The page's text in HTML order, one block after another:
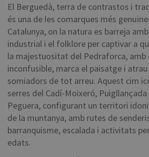
El Berguedà, terra de contrastos i
és una de les comarques més
Catalunya, on la natura es barreja
industrial i el folklore per captivar a
la majestuositat del Pedraforca, amb
inconfusible, marca el paisatge i
somiadors de tot arreu. Aquest cim
serres del Cadí-Moixeró, Puigllançada
Peguera, configurant un territori
de la muntanya, amb rutes de
barranquisme, escalada i activitats
edats.